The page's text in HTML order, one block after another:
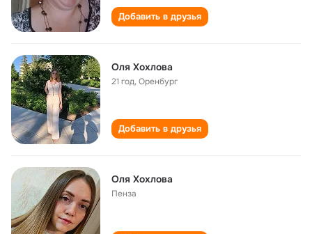
Добавить в друзья
Оля Хохлова
21 год,Оренбург
Добавить в друзья
Оля Хохлова
Пенза